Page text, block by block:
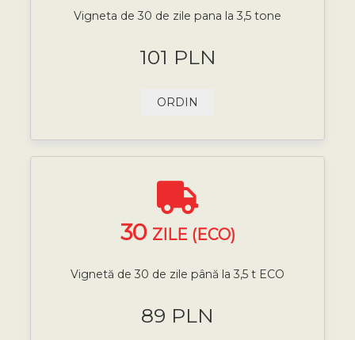
Vigneta de 30 de zile pana la 3,5 tone
101 PLN
ORDIN
30 ZILE (ECO)
Vignetă de 30 de zile până la 3,5 t ECO
89 PLN